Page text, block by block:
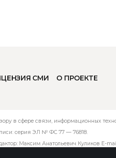
СМИ О ПРОЕКТЕ
в сфере связи, информационных
серия ЭЛ № ФС 77 — 76818.
Максим Анатольевич Куликов E-